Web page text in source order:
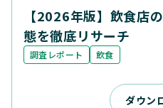
【2026年版】飲食店
態を徹底リサーチ
調査レポート 飲食
ダウン